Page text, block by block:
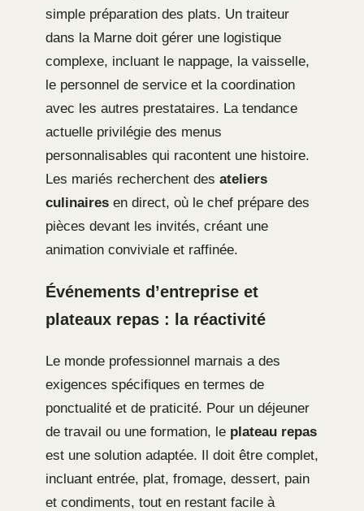
simple préparation des plats. Un traiteur
dans la Marne doit gérer une logistique
complexe, incluant le nappage, la vaisselle,
le personnel de service et la coordination
avec les autres prestataires. La tendance
actuelle privilégie des menus
personnalisables qui racontent une histoire.
Les mariés recherchent des ateliers
culinaires en direct, où le chef prépare des
pièces devant les invités, créant une
animation conviviale et raffinée.
Événements d’entreprise et
plateaux repas : la réactivité
Le monde professionnel marnais a des
exigences spécifiques en termes de
ponctualité et de praticité. Pour un déjeuner
de travail ou une formation, le plateau repas
est une solution adaptée. Il doit être complet,
incluant entrée, plat, fromage, dessert, pain
et condiments, tout en restant facile à